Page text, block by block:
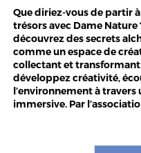
Que diriez-vous de partir
trésors avec Dame Nature
découvrez des secrets
comme un espace de
collectant et
développez créativité,
l’environnement à
immersive. Par